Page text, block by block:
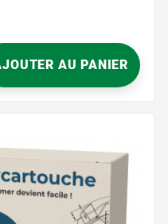
pour chaque
des performances
Caractéristiques... AU PANIER